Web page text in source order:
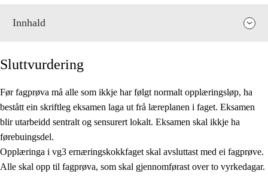
Innhald
Fagrelevans og sentrale verdiar
Kjerneelement
Tverrfaglege tema
Sluttvurdering
Før fagprøva må alle som ikkje har følgt normalt opplæringsløp, ha
bestått ein skriftleg eksamen laga ut frå læreplanen i faget. Eksamen
blir utarbeidd sentralt og sensurert lokalt. Eksamen skal ikkje ha
førebuingsdel.
Opplæringa i vg3 ernæringskokkfaget skal avsluttast med ei fagprøve.
Alle skal opp til fagprøva, som skal gjennomførast over to vyrkedagar.